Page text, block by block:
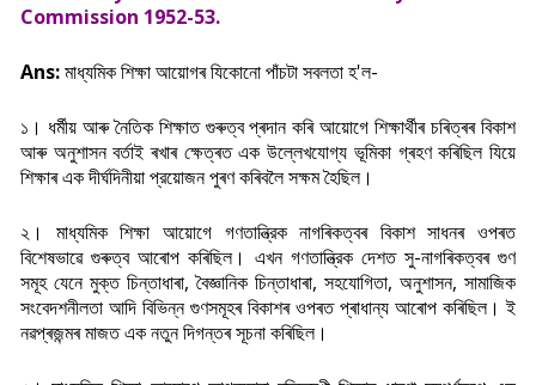
Commission 1952-53.
Ans:মাধ্যমিক শিক্ষা আয়োগৰ যিকোনো পাঁচটা সবলতা হ'ল-
১। ধৰ্মীয় আৰু নৈতিক শিক্ষাত গুৰুত্ব প্ৰদান কৰি আয়োগে শিক্ষার্থীৰ চৰিত্ৰৰ বিকাশ
আৰু অনুশাসন বৰ্তাই ৰখাৰ ক্ষেত্ৰত এক উল্লেখযোগ্য ভূমিকা গ্ৰহণ কৰিছিল যিয়ে
শিক্ষাৰ এক দীৰ্ঘদিনীয়া প্রয়োজন পুৰণ কৰিবলৈ সক্ষম হৈছিল।
২। মাধ্যমিক শিক্ষা আয়োগে গণতান্ত্রিক নাগৰিকত্বৰ বিকাশ সাধনৰ ওপৰত
বিশেষভাৱে গুৰুত্ব আৰোপ কৰিছিল। এখন গণতান্ত্রিক দেশত সু-নাগৰিকত্বৰ গুণ
সমূহ যেনে মুক্ত চিন্তাধাৰা, বৈজ্ঞানিক চিন্তাধাৰা, সহযোগিতা, অনুশাসন, সামাজিক
সংবেদশনীলতা আদি বিভিন্ন গুণসমূহৰ বিকাশৰ ওপৰত প্ৰাধান্য আৰোপ কৰিছিল। ই
নৱপ্ৰজন্মৰ মাজত এক নতুন দিগন্তৰ সূচনা কৰিছিল।